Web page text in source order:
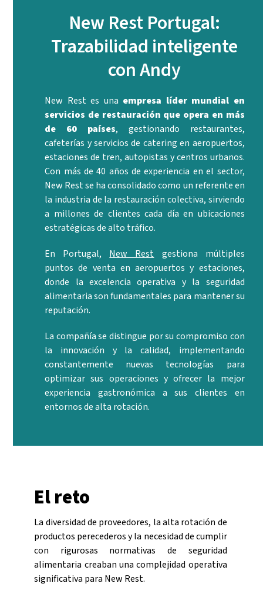
New Rest Portugal:
Trazabilidad inteligente
con Andy
New Rest es una empresa líder mundial en
servicios de restauración que opera en más
de 60 países, gestionando restaurantes,
cafeterías y servicios de catering en aeropuertos,
estaciones de tren, autopistas y centros urbanos.
Con más de 40 años de experiencia en el sector,
New Rest se ha consolidado como un referente en
la industria de la restauración colectiva, sirviendo
a millones de clientes cada día en ubicaciones
estratégicas de alto tráfico.
En Portugal, New Rest gestiona múltiples
puntos de venta en aeropuertos y estaciones,
donde la excelencia operativa y la seguridad
alimentaria son fundamentales para mantener su
reputación.
La compañía se distingue por su compromiso con
la innovación y la calidad, implementando
constantemente nuevas tecnologías para
optimizar sus operaciones y ofrecer la mejor
experiencia gastronómica a sus clientes en
entornos de alta rotación.
El reto
La diversidad de proveedores, la alta rotación de
productos perecederos y la necesidad de cumplir
con rigurosas normativas de seguridad
alimentaria creaban una complejidad operativa
significativa para New Rest.